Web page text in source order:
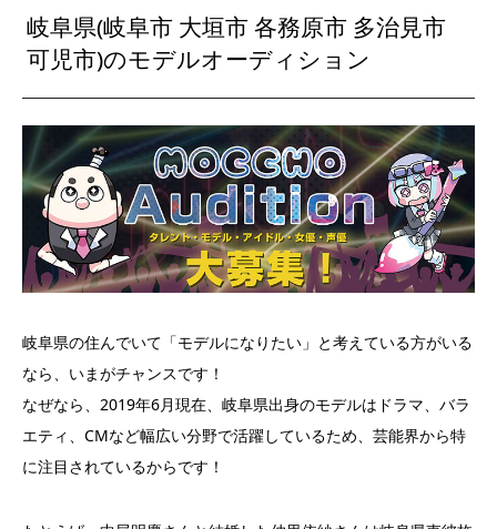
岐阜県(岐阜市 大垣市 各務原市 多治見市
可児市)のモデルオーディション
岐阜県の住んでいて「モデルになりたい」と考えている方がいる
なら、いまがチャンスです！
なぜなら、2019年6月現在、岐阜県出身のモデルはドラマ、バラ
エティ、CMなど幅広い分野で活躍しているため、芸能界から特
に注目されているからです！